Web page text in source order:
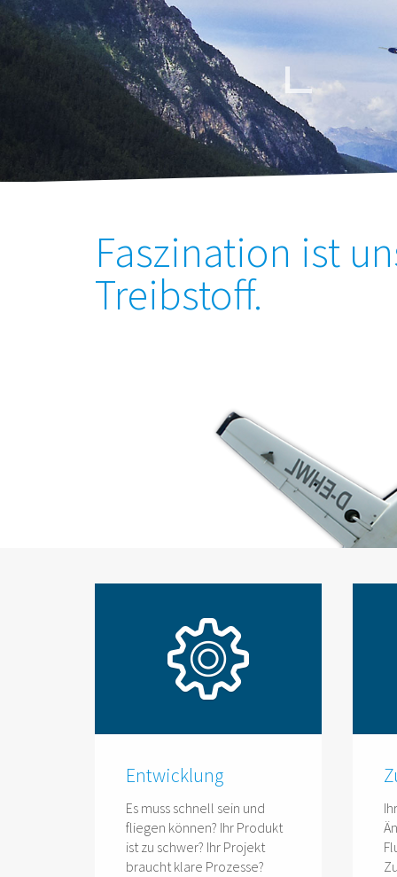
Faszination ist
Treibstoff.
Entwicklung
Es muss schnell sein und
fliegen können? Ihr Produkt
ist zu schwer? Ihr Projekt
braucht klare Prozesse?